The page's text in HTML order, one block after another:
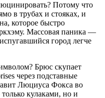
Потому что
в трубах и стояках, и
которое быстро
Массовая паника —
город легче
Брюс скупает
через подставные
Люциуса Фокса во
кулаками, но и